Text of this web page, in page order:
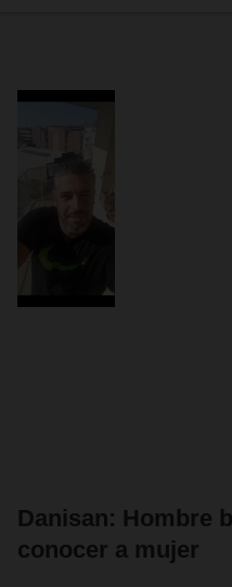
Danisan: Hombre
conocer a mujer